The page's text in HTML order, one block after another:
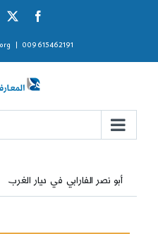
X
009615462191
أبو نصر الفارابي في ديار الغرب